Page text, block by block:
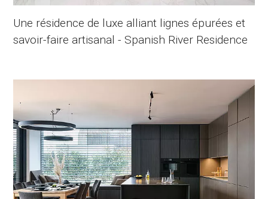
Une résidence de luxe alliant lignes épurées et
savoir-faire artisanal - Spanish River Residence